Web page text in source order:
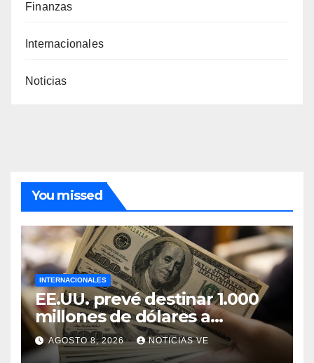
Finanzas
Internacionales
Noticias
You missed
INTERNACIONALES
EE.UU. prevé destinar 1.000
millones de dólares a
Colombia para un paquete
de seguridad
AGOSTO 8, 2026 NOTICIAS VE